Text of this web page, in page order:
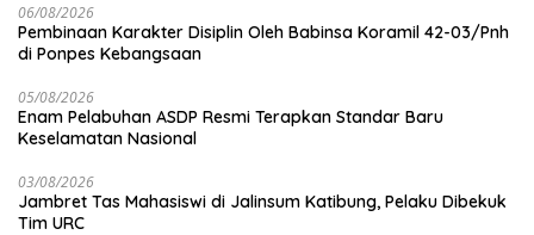
06/08/2026
Pembinaan Karakter Disiplin Oleh Babinsa Koramil 42-03/Pnh
di Ponpes Kebangsaan
05/08/2026
Enam Pelabuhan ASDP Resmi Terapkan Standar Baru
Keselamatan Nasional
03/08/2026
Jambret Tas Mahasiswi di Jalinsum Katibung, Pelaku Dibekuk
Tim URC